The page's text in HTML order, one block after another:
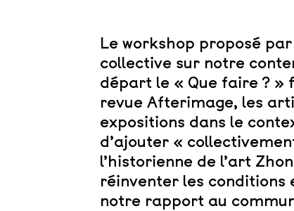
Le workshop proposé
collective sur notre
départ le « Que faire ? »
revue Afterimage, les
expositions dans le
d’ajouter «
l’historienne de l’art
réinventer les conditions
notre rapport au